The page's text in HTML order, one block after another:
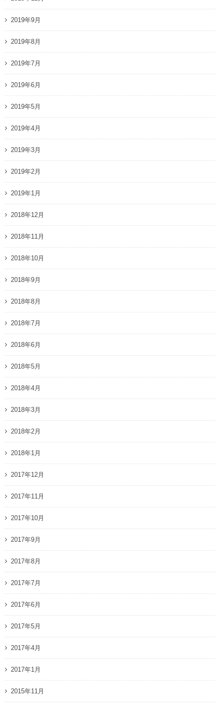
2019年9月
2019年8月
2019年7月
2019年6月
2019年5月
2019年4月
2019年3月
2019年2月
2019年1月
2018年12月
2018年11月
2018年10月
2018年9月
2018年8月
2018年7月
2018年6月
2018年5月
2018年4月
2018年3月
2018年2月
2018年1月
2017年12月
2017年11月
2017年10月
2017年9月
2017年8月
2017年7月
2017年6月
2017年5月
2017年4月
2017年1月
2015年11月